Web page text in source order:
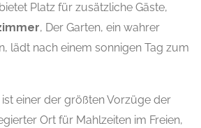
bietet Platz für zusätzliche Gäste,
, Der Garten, ein wahrer
lädt nach einem sonnigen Tag zum
ist einer der größten Vorzüge der
Ort für Mahlzeiten im Freien,